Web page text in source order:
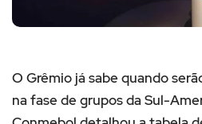
O Grêmio já sabe quando
na fase de grupos da Sul-